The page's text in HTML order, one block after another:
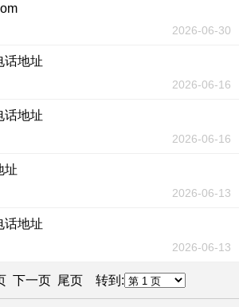
2026-06-30
话地址
2026-06-16
话地址
2026-06-16
址
2026-06-13
话地址
2026-06-13
下一页 尾页转到: